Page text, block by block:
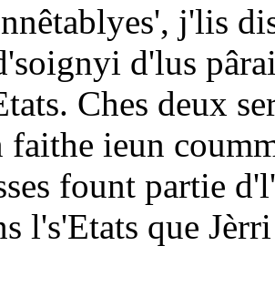
j'lis
d'lus
Ches deux
faithe ieun
fount partie
l's'Etats que